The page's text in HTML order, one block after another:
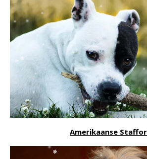
Amerikaanse